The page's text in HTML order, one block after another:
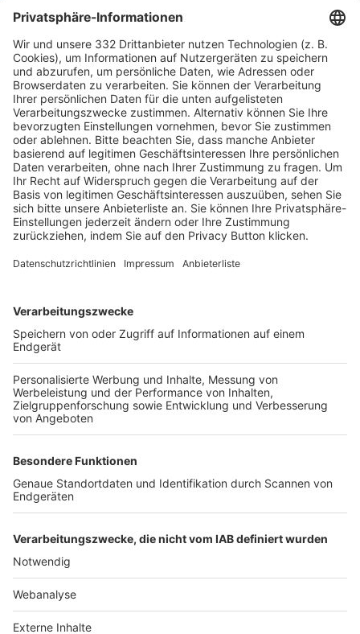
HÄUFIG BESUCHTE SEITEN
Pässe und Vereinswechsel
Trainerausbildung
Schulungsangebot Vereinsmitarbeiter
BFV-Geschäftsstellen
Trainerbörse
Login SpielPlus
FOLGE DEM BFV
TOP-VEREINE
TOP-PARTNER
Nutzungsbedingungen Datenschutz Impressum